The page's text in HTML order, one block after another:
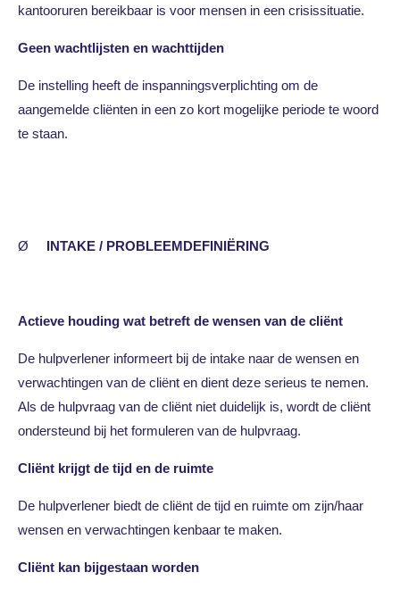
kantooruren bereikbaar is voor mensen in een crisissituatie.
Geen wachtlijsten en wachttijden
De instelling heeft de inspanningsverplichting om de
aangemelde cliënten in een zo kort mogelijke periode te woord
te staan.
Ø INTAKE / PROBLEEMDEFINIËRING
Actieve houding wat betreft de wensen van de cliënt
De hulpverlener informeert bij de intake naar de wensen en
verwachtingen van de cliënt en dient deze serieus te nemen.
Als de hulpvraag van de cliënt niet duidelijk is, wordt de cliënt
ondersteund bij het formuleren van de hulpvraag.
Cliënt krijgt de tijd en de ruimte
De hulpverlener biedt de cliënt de tijd en ruimte om zijn/haar
wensen en verwachtingen kenbaar te maken.
Cliënt kan bijgestaan worden